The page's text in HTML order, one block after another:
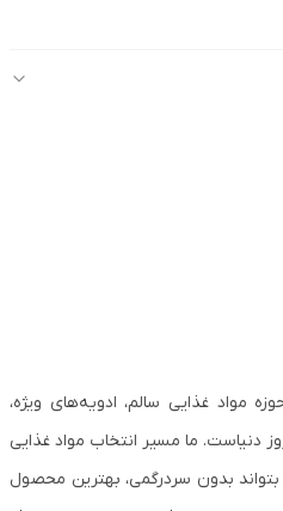
غذایی سالم، ادویه‌های ویژه،
ما مسیر انتخاب مواد غذایی
بتواند بدون سردرگمی، بهترین محصول